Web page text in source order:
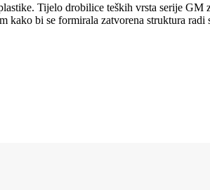
Tijelo drobilice teških vrsta serije GM
kako bi se formirala zatvorena struktura radi